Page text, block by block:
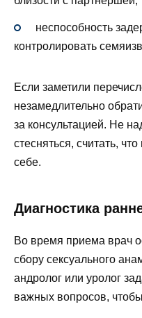
неспособность
контролировать
Если заметили
незамедлительно
за консультацией. Не
стесняться, считать,
себе.
Диагностика
Во время приема врач
сбору сексуального
андролог или уролог
важных вопросов,